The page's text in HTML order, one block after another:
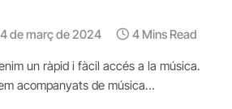
de març de 2024 4 Mins Read
un ràpid i fàcil accés a la música.
acompanyats de música…